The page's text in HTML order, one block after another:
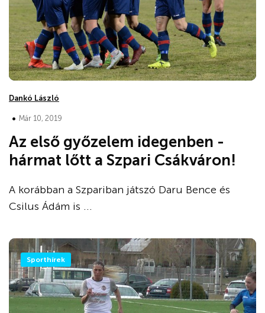
Dankó László
• Már 10, 2019
Az első győzelem idegenben -
hármat lőtt a Szpari Csákváron!
A korábban a Szpariban játszó Daru Bence és
Csilus Ádám is ...
Sporthírek